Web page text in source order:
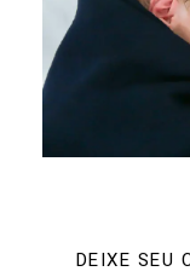
DEIXE SEU